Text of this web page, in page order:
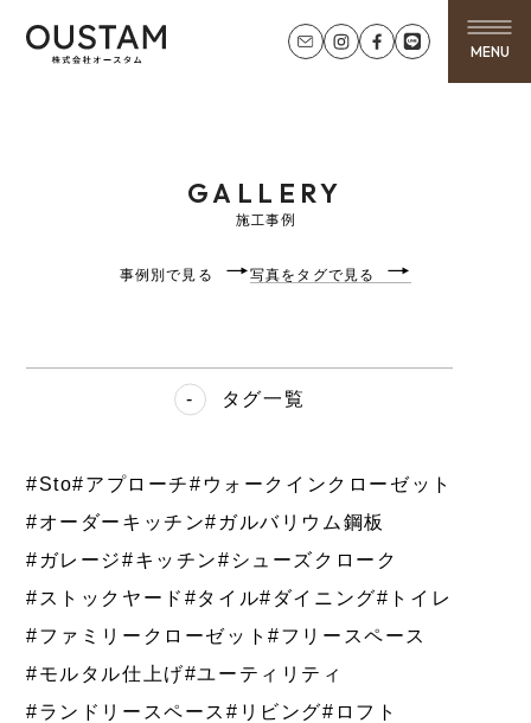
MENU
GALLERY
施工事例
事例別で見る 写真をタグで見る
タグ一覧
#Sto#アプローチ#ウォークインクローゼット
#オーダーキッチン#ガルバリウム鋼板
#ガレージ#キッチン#シューズクローク
#ストックヤード #タイル#ダイニング#トイレ
#ファミリークローゼット#フリースペース
#モルタル仕上げ#ユーティリティ
#ランドリースペース #リビング#ロフト